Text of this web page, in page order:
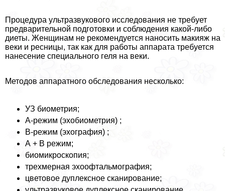
Процедypa ультразвукового исследования не требует
предварительной подготовки и соблюдения какой-либо
диеты. Женщинам не рекомендуется наносить макияж на
веки и ресницы, так как для работы аппарата требуется
нанесение специального геля на веки.
Методов аппаратного обследования несколько:
УЗ биометрия;
А-режим (эхобиометрия) ;
В-режим (эхография) ;
А + В режим;
биомикроскопия;
трехмерная эхоофтальмография;
цветовое дуплексное сканирование;